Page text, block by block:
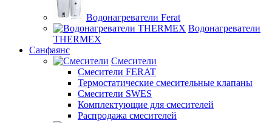
Водонагреватели Ferat
Водонагреватели
THERMEX
Санфаянс
Смесители
Смесители FERAT
Термостатические смесительные клапаны
Смесители SWES
Комплектующие для смесителей
Распродажа смесителей